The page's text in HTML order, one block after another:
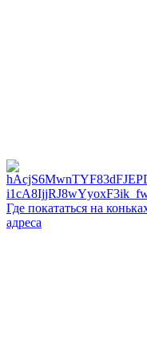
Где покататься на
адреса